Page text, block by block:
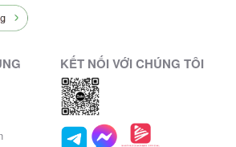
KẾT NỐI VỚI CHÚNG TÔI